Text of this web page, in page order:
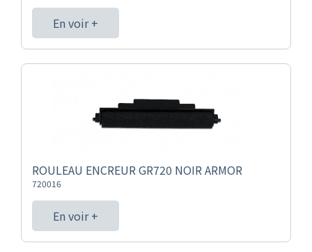
En voir +
ROULEAU ENCREUR GR720 NOIR ARMOR
720016
En voir +